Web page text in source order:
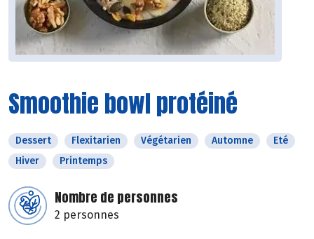
Smoothie bowl protéiné
Dessert Flexitarien Végétarien Automne
Eté
Hiver
Printemps
Nombre de personnes
2 personnes